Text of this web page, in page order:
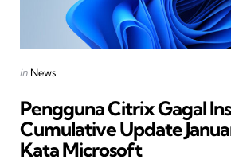
Posted
in News
Pengguna Citrix Gagal
Cumulative Update
Kata Microsoft